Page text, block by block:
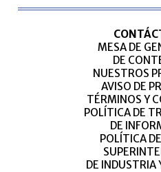
MESA DE
DE
NUESTROS
AVISO DE
TÉRMINOS Y
POLÍTICA DE
DE
POLÍTICA
DE INDUSTRIA